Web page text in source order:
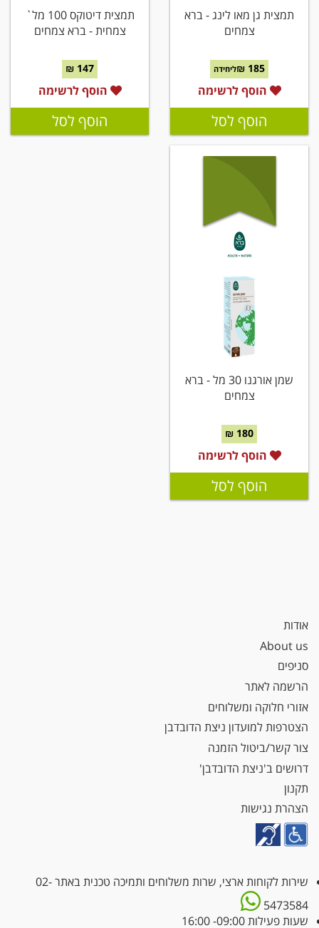
תמצית גן מאו לינג - ברא
צמחים
185 ₪ ליחידה
הוסף לרשימה
הוסף לסל
תמצית דיטוקס 100 מל`
צמחית - ברא צמחים
147 ₪
הוסף לרשימה
הוסף לסל
שמן אורגנו 30 מל - ברא
צמחים
180 ₪
הוסף לרשימה
הוסף לסל
אודות
About us
סניפים
הרשמה לאתר
אזורי חלוקה ומשלוחים
הצטרפות למועדון ניצת הדובדבן
צור קשר/ביטול הזמנה
דרושים ב'ניצת הדובדבן'
תקנון
הצהרת נגישות
שירות לקוחות ארצי, שרות משלוחים ותמיכה טכנית באתר02-
5473584
שעות פעילות 09:00- 16:00